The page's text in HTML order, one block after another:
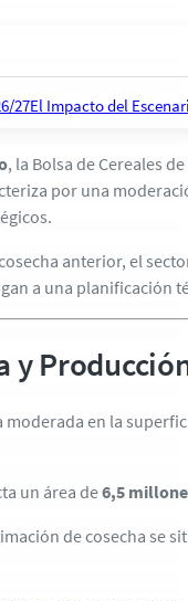
27El Impacto del
, la Bolsa de Cereales
por una
anterior, el
a una planificación
y
moderada en la
un área de6,5
de cosecha se